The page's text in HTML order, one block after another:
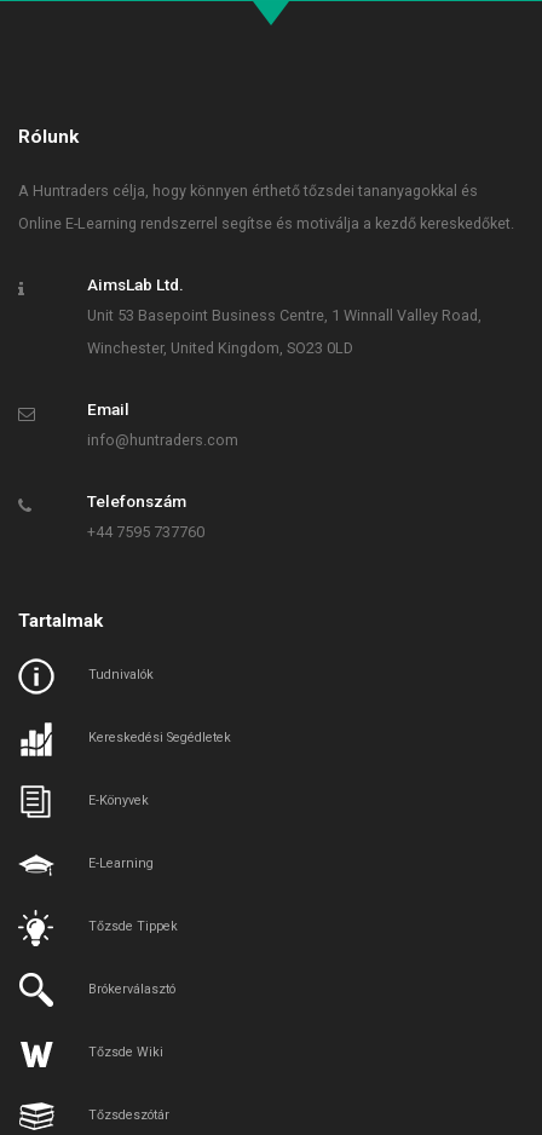
Rólunk
A Huntraders célja, hogy könnyen érthető tőzsdei tananyagokkal és
Online E-Learning rendszerrel segítse és motiválja a kezdő kereskedőket.
AimsLab Ltd.
Unit 53 Basepoint Business Centre, 1 Winnall Valley Road,
Winchester, United Kingdom, SO23 0LD
Email
info@huntraders.com
Telefonszám
+44 7595 737760
Tartalmak
Tudnivalók
Kereskedési Segédletek
E-Könyvek
E-Learning
Tőzsde Tippek
Brókerválasztó
Tőzsde Wiki
Tőzsdeszótár